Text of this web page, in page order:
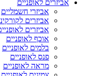
אביזרים לאופניים
אביזרי חשמליים
אביזרים
אביזרים
אוכף לאופניים
בלמים לאופניים
פנס לאופניים
מראה לאופניים